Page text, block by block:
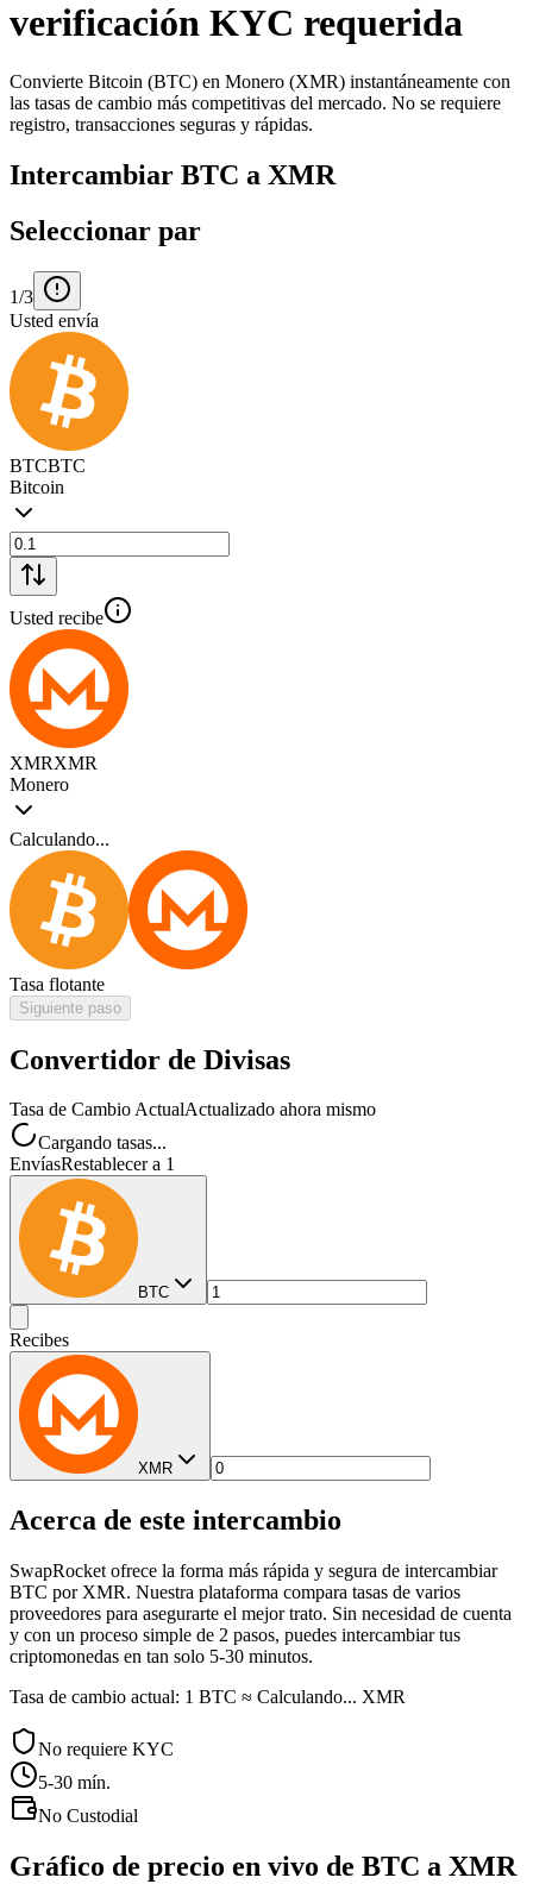
verificación KYC requerida
Convierte Bitcoin (BTC) en Monero (XMR) instantáneamente con
las tasas de cambio más competitivas del mercado. No se requiere
registro, transacciones seguras y rápidas.
Intercambiar BTC a XMR
Seleccionar par
1/3
Usted envía
BTCBTC
Bitcoin
Usted recibe
XMRXMR
Monero
Calculando...
Tasa flotante
Siguiente paso
Convertidor de Divisas
Tasa de Cambio ActualActualizado ahora mismo
Cargando tasas...
EnvíasRestablecer a 1
BTC
Recibes
XMR
Acerca de este intercambio
SwapRocket ofrece la forma más rápida y segura de intercambiar
BTC por XMR. Nuestra plataforma compara tasas de varios
proveedores para asegurarte el mejor trato. Sin necesidad de cuenta
y con un proceso simple de 2 pasos, puedes intercambiar tus
criptomonedas en tan solo 5-30 minutos.
Tasa de cambio actual: 1 BTC ≈ Calculando... XMR
No requiere KYC
5-30 mín.
No Custodial
Gráfico de precio en vivo de BTC a XMR